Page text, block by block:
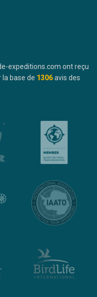
expeditions.com ont reçu
la base de 1306avis des